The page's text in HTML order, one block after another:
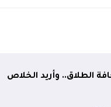
الطلاق.. وأريد الخلاص